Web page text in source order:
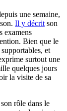
une semaine,
Il y décrit son
examens
Bien que le
et
surtout une
quelques jours
la visite de sa
rôle dans le